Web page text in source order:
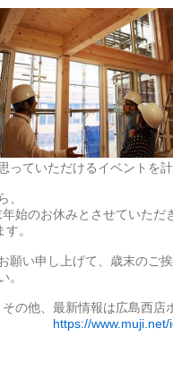
ていただけるイベントを計
、
始のお休みとさせていただ
。
い申し上げて、歳末のご
。
その他、最新情報は広島西店
https://